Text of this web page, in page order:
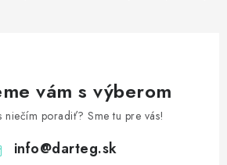
vám s výberom
niečím poradiť? Sme tu pre vás!
info@darteg.sk